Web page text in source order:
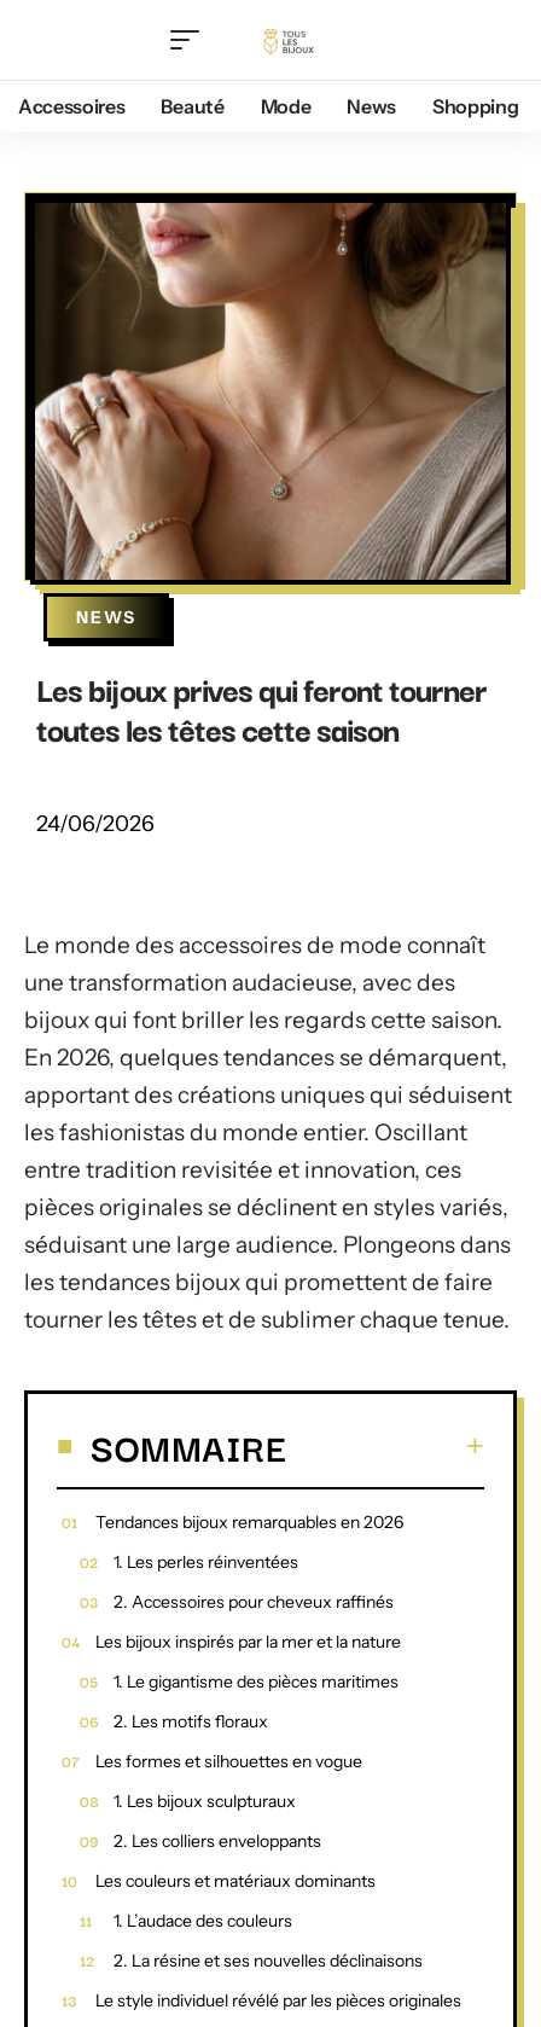
Accessoires Beauté Mode News Shopping
NEWS
Les bijoux prives qui feront tourner
toutes les têtes cette saison
24/06/2026
Le monde des accessoires de mode connaît
une transformation audacieuse, avec des
bijoux qui font briller les regards cette saison.
En 2026, quelques tendances se démarquent,
apportant des créations uniques qui séduisent
les fashionistas du monde entier. Oscillant
entre tradition revisitée et innovation, ces
pièces originales se déclinent en styles variés,
séduisant une large audience. Plongeons dans
les tendances bijoux qui promettent de faire
tourner les têtes et de sublimer chaque tenue.
SOMMAIRE
Tendances bijoux remarquables en 2026
1. Les perles réinventées
2. Accessoires pour cheveux raffinés
Les bijoux inspirés par la mer et la nature
1. Le gigantisme des pièces maritimes
2. Les motifs floraux
Les formes et silhouettes en vogue
1. Les bijoux sculpturaux
2. Les colliers enveloppants
Les couleurs et matériaux dominants
1. L’audace des couleurs
2. La résine et ses nouvelles déclinaisons
Le style individuel révélé par les pièces originales